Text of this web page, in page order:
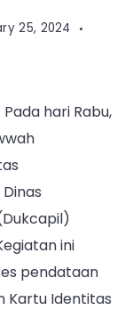
25, 2024
hari Rabu,
ini
pendataan
Kartu Identitas